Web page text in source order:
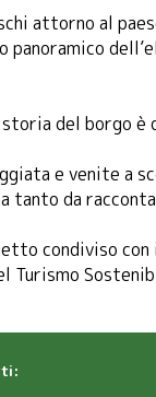
attorno al
panoramico
del borgo è
e venite a
tanto da
condiviso con
Turismo